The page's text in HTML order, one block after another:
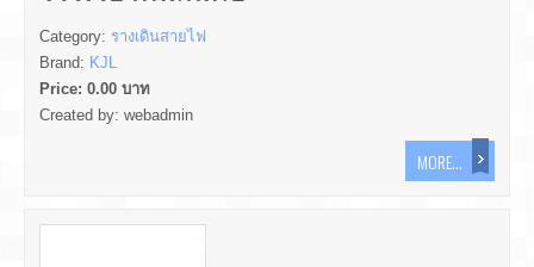
Category: รางเดินสายไฟ
Brand: KJL
Price: 0.00 บาท
Created by: webadmin
MORE...